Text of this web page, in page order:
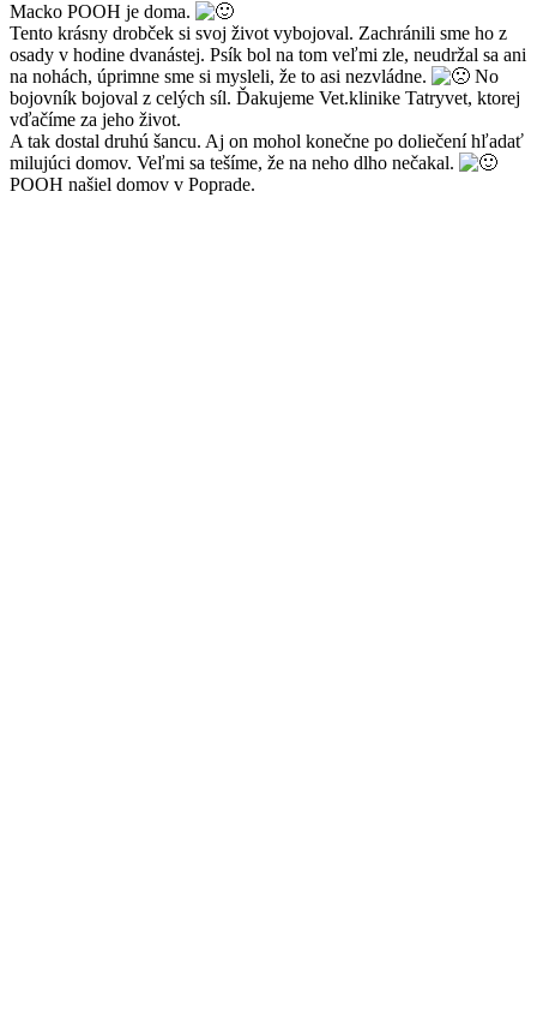
Macko POOH je doma.
Tento krásny drobček si svoj život vybojoval. Zachránili sme ho z
osady v hodine dvanástej. Psík bol na tom veľmi zle, neudržal sa ani
na nohách, úprimne sme si mysleli, že to asi nezvládne.
No
bojovník bojoval z celých síl. Ďakujeme Vet.klinike Tatryvet, ktorej
vďačíme za jeho život.
A tak dostal druhú šancu. Aj on mohol konečne po doliečení hľadať
milujúci domov. Veľmi sa tešíme, že na neho dlho nečakal.
POOH našiel domov v Poprade.